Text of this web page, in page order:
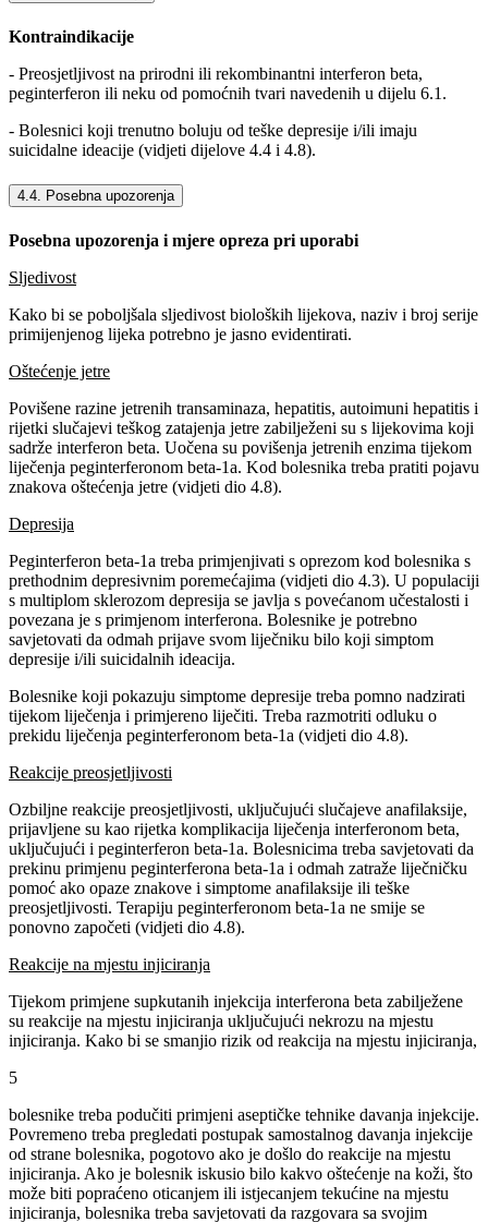
Kontraindikacije
- Preosjetljivost na prirodni ili rekombinantni interferon beta,
peginterferon ili neku od pomoćnih tvari navedenih u dijelu 6.1.
- Bolesnici koji trenutno boluju od teške depresije i/ili imaju
suicidalne ideacije (vidjeti dijelove 4.4 i 4.8).
4.4. Posebna upozorenja
Posebna upozorenja i mjere opreza pri uporabi
Sljedivost
Kako bi se poboljšala sljedivost bioloških lijekova, naziv i broj serije
primijenjenog lijeka potrebno je jasno evidentirati.
Oštećenje jetre
Povišene razine jetrenih transaminaza, hepatitis, autoimuni hepatitis i
rijetki slučajevi teškog zatajenja jetre zabilježeni su s lijekovima koji
sadrže interferon beta. Uočena su povišenja jetrenih enzima tijekom
liječenja peginterferonom beta-1a. Kod bolesnika treba pratiti pojavu
znakova oštećenja jetre (vidjeti dio 4.8).
Depresija
Peginterferon beta-1a treba primjenjivati s oprezom kod bolesnika s
prethodnim depresivnim poremećajima (vidjeti dio 4.3). U populaciji
s multiplom sklerozom depresija se javlja s povećanom učestalosti i
povezana je s primjenom interferona. Bolesnike je potrebno
savjetovati da odmah prijave svom liječniku bilo koji simptom
depresije i/ili suicidalnih ideacija.
Bolesnike koji pokazuju simptome depresije treba pomno nadzirati
tijekom liječenja i primjereno liječiti. Treba razmotriti odluku o
prekidu liječenja peginterferonom beta-1a (vidjeti dio 4.8).
Reakcije preosjetljivosti
Ozbiljne reakcije preosjetljivosti, uključujući slučajeve anafilaksije,
prijavljene su kao rijetka komplikacija liječenja interferonom beta,
uključujući i peginterferon beta-1a. Bolesnicima treba savjetovati da
prekinu primjenu peginterferona beta-1a i odmah zatraže liječničku
pomoć ako opaze znakove i simptome anafilaksije ili teške
preosjetljivosti. Terapiju peginterferonom beta-1a ne smije se
ponovno započeti (vidjeti dio 4.8).
Reakcije na mjestu injiciranja
Tijekom primjene supkutanih injekcija interferona beta zabilježene
su reakcije na mjestu injiciranja uključujući nekrozu na mjestu
injiciranja. Kako bi se smanjio rizik od reakcija na mjestu injiciranja,
5
bolesnike treba podučiti primjeni aseptičke tehnike davanja injekcije.
Povremeno treba pregledati postupak samostalnog davanja injekcije
od strane bolesnika, pogotovo ako je došlo do reakcije na mjestu
injiciranja. Ako je bolesnik iskusio bilo kakvo oštećenje na koži, što
može biti popraćeno oticanjem ili istjecanjem tekućine na mjestu
injiciranja, bolesnika treba savjetovati da razgovara sa svojim